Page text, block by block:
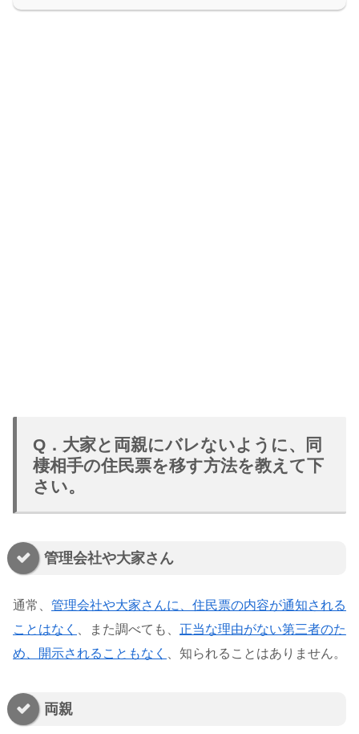
Q．大家と両親にバレないように、同
棲相手の住民票を移す方法を教えて下
さい。
管理会社や大家さん
通常、 管理会社や大家さんに、住民票の内容が通知される
ことはなく
、また調べても、 正当な理由がない第三者のた
め、開示されることもなく
、知られることはありません。
両親